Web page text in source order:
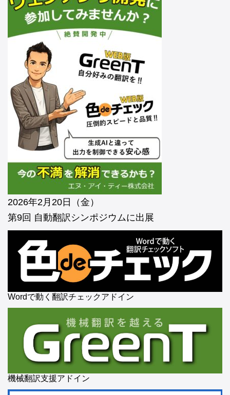
2026年2月20日（金）
第9回 自動翻訳シンポジウムに出展
Wordで動く翻訳チェックアドイン
機械翻訳支援アドイン